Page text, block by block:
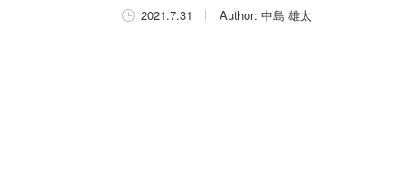
2021.7.31 Author: 中島 雄太